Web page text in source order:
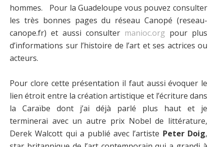
hommes. Pour la Guadeloupe vous pouvez consulter
les très bonnes pages du réseau Canopé (reseau-
canope.fr) et aussi consulter manioc.org pour plus
d’informations sur l’histoire de l’art et ses actrices ou
acteurs.
Pour clore cette présentation il faut aussi évoquer le
lien étroit entre la création artistique et l’écriture dans
la Caraïbe dont j’ai déjà parlé plus haut et je
terminerai avec un autre prix Nobel de littérature,
Derek Walcott qui a publié avec l’artiste Peter Doig,